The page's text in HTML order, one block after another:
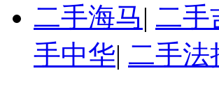
二手海马| 二手
手中华| 二手法